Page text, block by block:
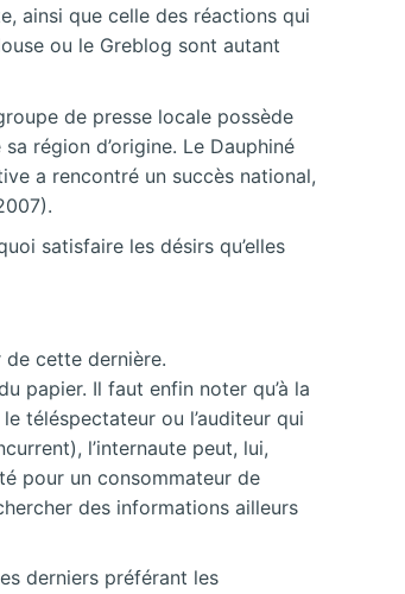
ainsi que celle des réactions qui
ou le Greblog sont autant
de presse locale possède
région d’origine. Le Dauphiné
a rencontré un succès national,
satisfaire les désirs qu’elles
cette dernière.
papier. Il faut enfin noter qu’à la
téléspectateur ou l’auditeur qui
l’internaute peut, lui,
pour un consommateur de
des informations ailleurs
derniers préférant les